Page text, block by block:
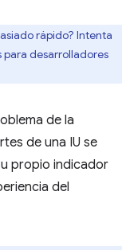
rápido? Intenta
desarrolladores
de la
de una IU se
propio indicador
del